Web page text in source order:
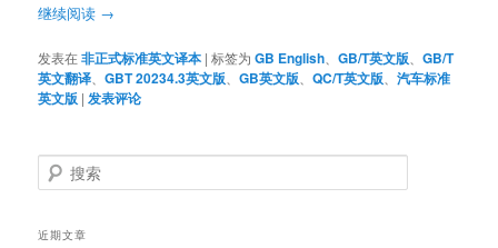
继续阅读 →
发表在非正式标准英文译本 |标签为 GB English 、GB/T英文版 、GB/T
英文翻译 、GBT 20234.3英文版 、GB英文版 、QC/T英文版 、汽车标准
英文版 | 发表评论
搜
索
近期文章